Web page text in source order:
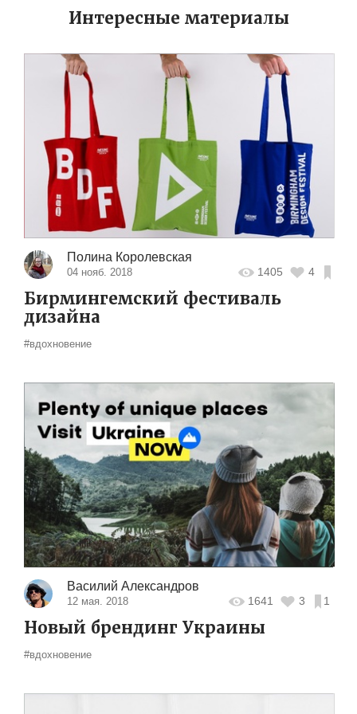
Интересные материалы
Полина Королевская
04 нояб. 2018 1405 4
Бирмингемский фестиваль
дизайна
#вдохновение
Василий Александров
12 мая. 2018 1641 3 1
Новый брендинг Украины
#вдохновение